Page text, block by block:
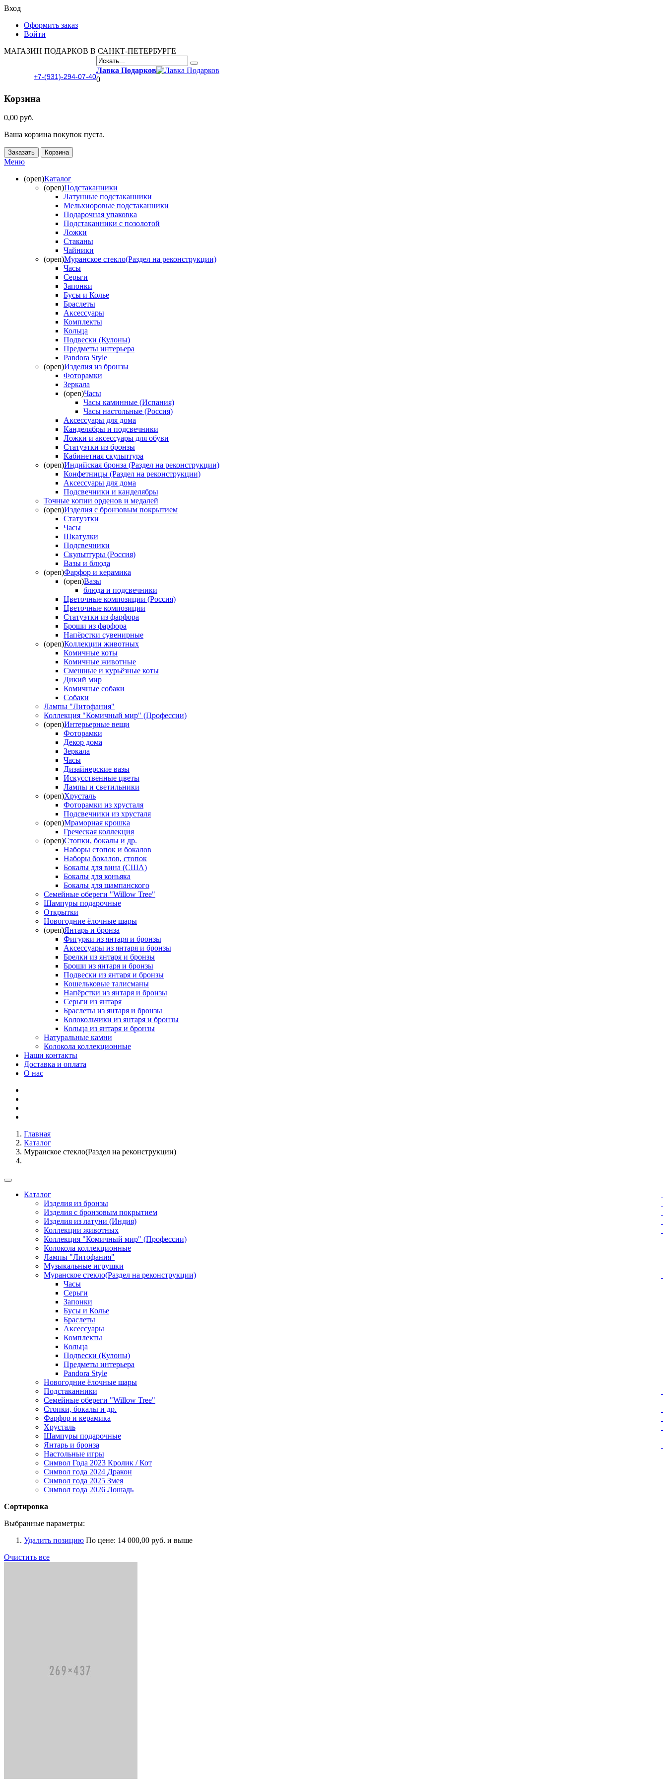
Вход
Оформить заказ
Войти
МАГАЗИН ПОДАРКОВ В САНКТ-ПЕТЕРБУРГЕ
+7-(931)-294-07-40
Лавка Подарков
0
Корзина
0,00 руб.
Ваша корзина покупок пуста.
Заказать Корзина
Меню
(open)Каталог
(open)Подстаканники
Латунные подстаканники
Мельхиоровые подстаканники
Подарочная упаковка
Подстаканники с позолотой
Ложки
Стаканы
Чайники
(open)Муранское стекло(Раздел на реконструкции)
Часы
Серьги
Запонки
Бусы и Колье
Браслеты
Аксессуары
Комплекты
Кольца
Подвески (Кулоны)
Предметы интерьера
Pandora Style
(open)Изделия из бронзы
Фоторамки
Зеркала
(open)Часы
Часы каминные (Испания)
Часы настольные (Россия)
Аксессуары для дома
Канделябры и подсвечники
Ложки и аксессуары для обуви
Статуэтки из бронзы
Кабинетная скульптура
(open)Индийская бронза (Раздел на реконструкции)
Конфетницы (Раздел на реконструкции)
Аксессуары для дома
Подсвечники и канделябры
Точные копии орденов и медалей
(open)Изделия с бронзовым покрытием
Статуэтки
Часы
Шкатулки
Подсвечники
Скульптуры (Россия)
Вазы и блюда
(open)Фарфор и керамика
(open)Вазы
блюда и подсвечники
Цветочные композиции (Россия)
Цветочные композиции
Статуэтки из фарфора
Броши из фарфора
Напёрстки сувенирные
(open)Коллекции животных
Комичные коты
Комичные животные
Смешные и курьёзные коты
Дикий мир
Комичные собаки
Собаки
Лампы "Литофания"
Коллекция "Комичный мир" (Профессии)
(open)Интерьерные вещи
Фоторамки
Декор дома
Зеркала
Часы
Дизайнерские вазы
Искусственные цветы
Лампы и светильники
(open)Хрусталь
Фоторамки из хрусталя
Подсвечники из хрусталя
(open)Мраморная крошка
Греческая коллекция
(open)Стопки, бокалы и др.
Наборы стопок и бокалов
Наборы бокалов, стопок
Бокалы для вина (США)
Бокалы для коньяка
Бокалы для шампанского
Семейные обереги "Willow Tree"
Шампуры подарочные
Открытки
Новогодние ёлочные шары
(open)Янтарь и бронза
Фигурки из янтаря и бронзы
Аксессуары из янтаря и бронзы
Брелки из янтаря и бронзы
Броши из янтаря и бронзы
Подвески из янтаря и бронзы
Кошельковые талисманы
Напёрстки из янтаря и бронзы
Серьги из янтаря
Браслеты из янтаря и бронзы
Колокольчики из янтаря и бронзы
Кольца из янтаря и бронзы
Натуральные камни
Колокола коллекционные
Наши контакты
Доставка и оплата
О нас
Главная
Каталог
Муранское стекло(Раздел на реконструкции)
Каталог
Изделия из бронзы
Изделия с бронзовым покрытием
Изделия из латуни (Индия)
Коллекции животных
Коллекция "Комичный мир" (Профессии)
Колокола коллекционные
Лампы "Литофания"
Музыкальные игрушки
Муранское стекло(Раздел на реконструкции)
Часы
Серьги
Запонки
Бусы и Колье
Браслеты
Аксессуары
Комплекты
Кольца
Подвески (Кулоны)
Предметы интерьера
Pandora Style
Новогодние ёлочные шары
Подстаканники
Семейные обереги "Willow Tree"
Стопки, бокалы и др.
Фарфор и керамика
Хрусталь
Шампуры подарочные
Янтарь и бронза
Настольные игры
Символ Года 2023 Кролик / Кот
Символ года 2024 Дракон
Символ года 2025 Змея
Символ года 2026 Лошадь
Сортировка
Выбранные параметры:
Удалить позицию По цене: 14 000,00 руб. и выше
Очистить все